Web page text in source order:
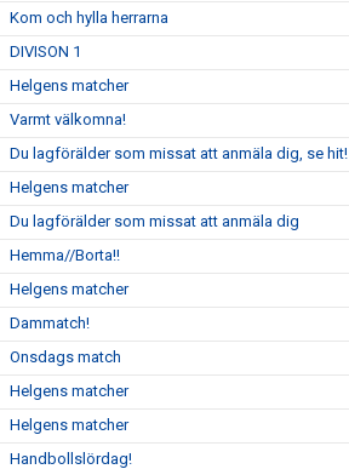
Kom och hylla herrarna
DIVISON 1
Helgens matcher
Varmt välkomna!
Du lagförälder som missat att anmäla dig, se hit!
Helgens matcher
Du lagförälder som missat att anmäla dig
Hemma//Borta!!
Helgens matcher
Dammatch!
Onsdags match
Helgens matcher
Helgens matcher
Handbollslördag!